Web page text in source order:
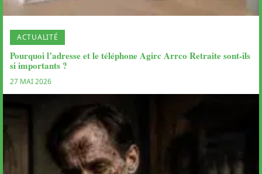
ACTUALITÉ
Pourquoi l’adresse et le téléphone Agirc Arrco Retraite sont-ils
si importants ?
27 MAI 2026